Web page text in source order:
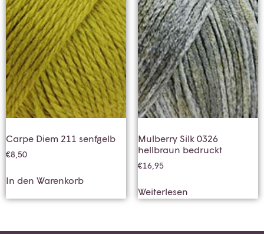
Carpe Diem 211 senfgelb
€8,50
In den Warenkorb
Mulberry Silk 0326
hellbraun bedruckt
€16,95
Weiterlesen